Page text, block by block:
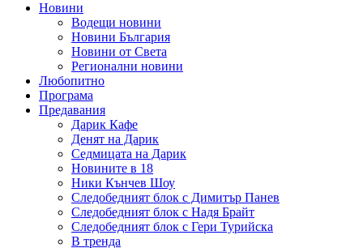
Новини
Водещи новини
Новини България
Новини от Света
Регионални новини
Любопитно
Програма
Предавания
Дарик Кафе
Денят на Дарик
Седмицата на Дарик
Новините в 18
Ники Кънчев Шоу
Следобедният блок с Димитър Панев
Следобедният блок с Надя Брайт
Следобедният блок с Гери Турийска
В тренда